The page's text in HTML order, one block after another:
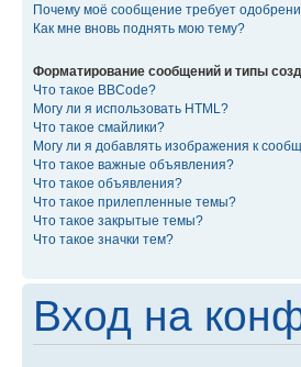
Почему моё сообщение требует
Как мне вновь поднять мою тему?
Форматирование сообщений и типы
Что такое BBCode?
Могу ли я использовать HTML?
Что такое смайлики?
Могу ли я добавлять изображения к
Что такое важные объявления?
Что такое объявления?
Что такое прилепленные темы?
Что такое закрытые темы?
Что такое значки тем?
Вход на